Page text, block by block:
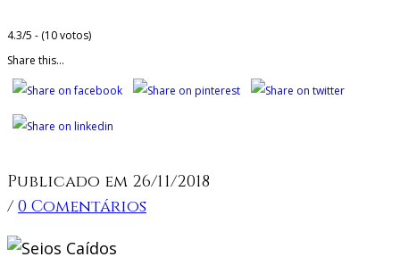
4.3/5 - (10 votos)
Share this...
Publicado em 26/11/2018
/ 0 Comentários